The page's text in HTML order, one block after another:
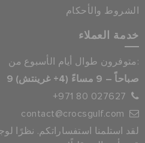
الشروط والأحكام
خدمة العملاء
متوفرون طوال أيام الأسبوع من:
9 صباحاً – 9 مساءً (4+ غرينتش)
+971 80 027627
contact@crocsgulf.com
لقد استلمنا استفساراتكم. نظرًا